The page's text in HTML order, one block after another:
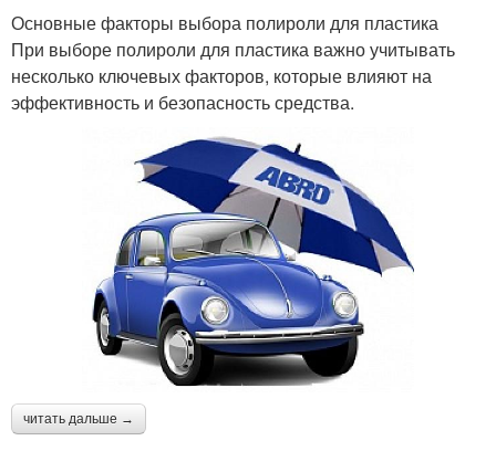
Основные факторы выбора полироли для пластика
При выборе полироли для пластика важно учитывать
несколько ключевых факторов, которые влияют на
эффективность и безопасность средства.
читать дальше →